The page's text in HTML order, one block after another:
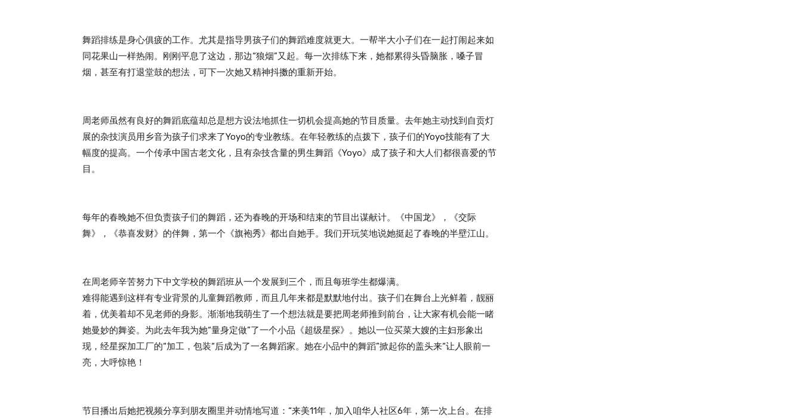
舞蹈排练是身心俱疲的工作。尤其是指导男孩子们的舞蹈难度就更大。一帮半大小子们在一起打闹起来如
同花果山一样热闹。刚刚平息了这边，那边“狼烟”又起。每一次排练下来，她都累得头昏脑胀，嗓子冒
烟，甚至有打退堂鼓的想法，可下一次她又精神抖擞的重新开始。
周老师虽然有良好的舞蹈底蕴却总是想方设法地抓住一切机会提高她的节目质量。去年她主动找到自贡灯
展的杂技演员用乡音为孩子们求来了Yoyo的专业教练。在年轻教练的点拨下，孩子们的Yoyo技能有了大
幅度的提高。一个传承中国古老文化，且有杂技含量的男生舞蹈《Yoyo》成了孩子和大人们都很喜爱的节
目。
每年的春晚她不但负责孩子们的舞蹈，还为春晚的开场和结束的节目出谋献计。《中国龙》，《交际
舞》，《恭喜发财》的伴舞，第一个《旗袍秀》都出自她手。我们开玩笑地说她挺起了春晚的半壁江山。
在周老师辛苦努力下中文学校的舞蹈班从一个发展到三个，而且每班学生都爆满。
难得能遇到这样有专业背景的儿童舞蹈教师，而且几年来都是默默地付出。孩子们在舞台上光鲜着，靓丽
着，优美着却不见老师的身影。渐渐地我萌生了一个想法就是要把周老师推到前台，让大家有机会能一睹
她曼妙的舞姿。为此去年我为她“量身定做”了一个小品《超级星探》。她以一位买菜大嫂的主妇形象出
现，经星探加工厂的“加工，包装“后成为了一名舞蹈家。她在小品中的舞蹈”掀起你的盖头来“让人眼前一
亮，大呼惊艳！
节目播出后她把视频分享到朋友圈里并动情地写道：“来美11年，加入咱华人社区6年，第一次上台。在排